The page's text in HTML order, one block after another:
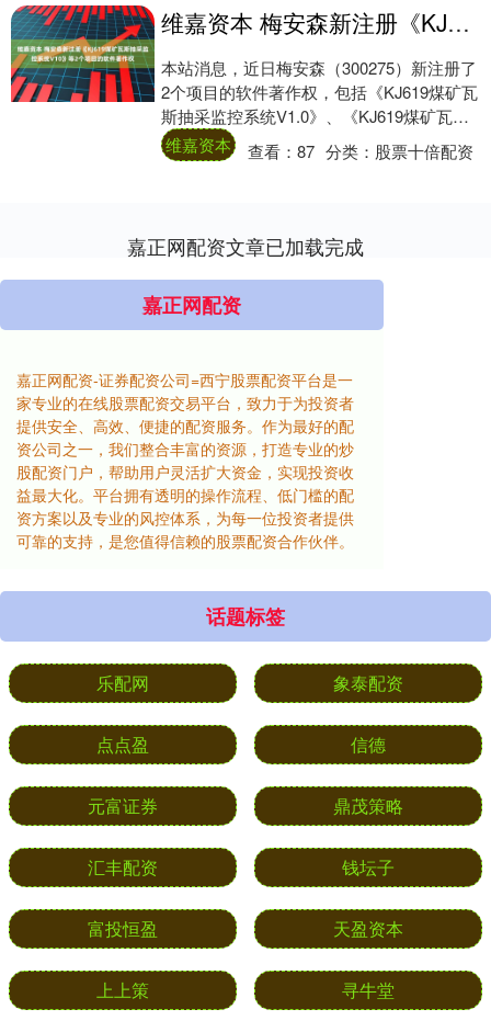
维嘉资本 梅安森新注册《KJ619煤矿瓦斯抽采监控系统V10》等2个项目的软件著作权
本站消息，近日梅安森（300275）新注册了
2个项目的软件著作权，包括《KJ619煤矿瓦
斯抽采监控系统V1.0》、《KJ619煤矿瓦斯
抽采监控系统WEBV1.0....
维嘉资本 查看：87 分类： 股票十倍配资
嘉正网配资文章已加载完成
嘉正网配资
嘉正网配资-证券配资公司=西宁股票配资平台是一
家专业的在线股票配资交易平台，致力于为投资者
提供安全、高效、便捷的配资服务。作为最好的配
资公司之一，我们整合丰富的资源，打造专业的炒
股配资门户，帮助用户灵活扩大资金，实现投资收
益最大化。平台拥有透明的操作流程、低门槛的配
资方案以及专业的风控体系，为每一位投资者提供
可靠的支持，是您值得信赖的股票配资合作伙伴。
话题标签
乐配网 象泰配资
点点盈 信德
元富证券 鼎茂策略
汇丰配资 钱坛子
富投恒盈 天盈资本
上上策 寻牛堂